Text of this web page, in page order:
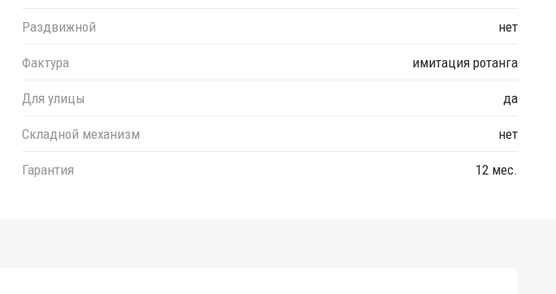
Раздвижной нет
Фактура имитация ротанга
Для улицы да
Складной механизм нет
Гарантия 12 мес.